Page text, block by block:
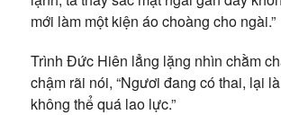
mới làm một kiện áo choàng cho ngài.”
Trình Đức Hiên lẳng lặng nhìn chằm
chậm rãi nói, “Ngươi đang có thai, lại
không thể quá lao lực.”